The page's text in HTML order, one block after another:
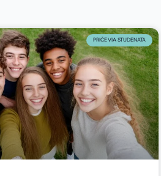
PRIČE VIA STUDENATA